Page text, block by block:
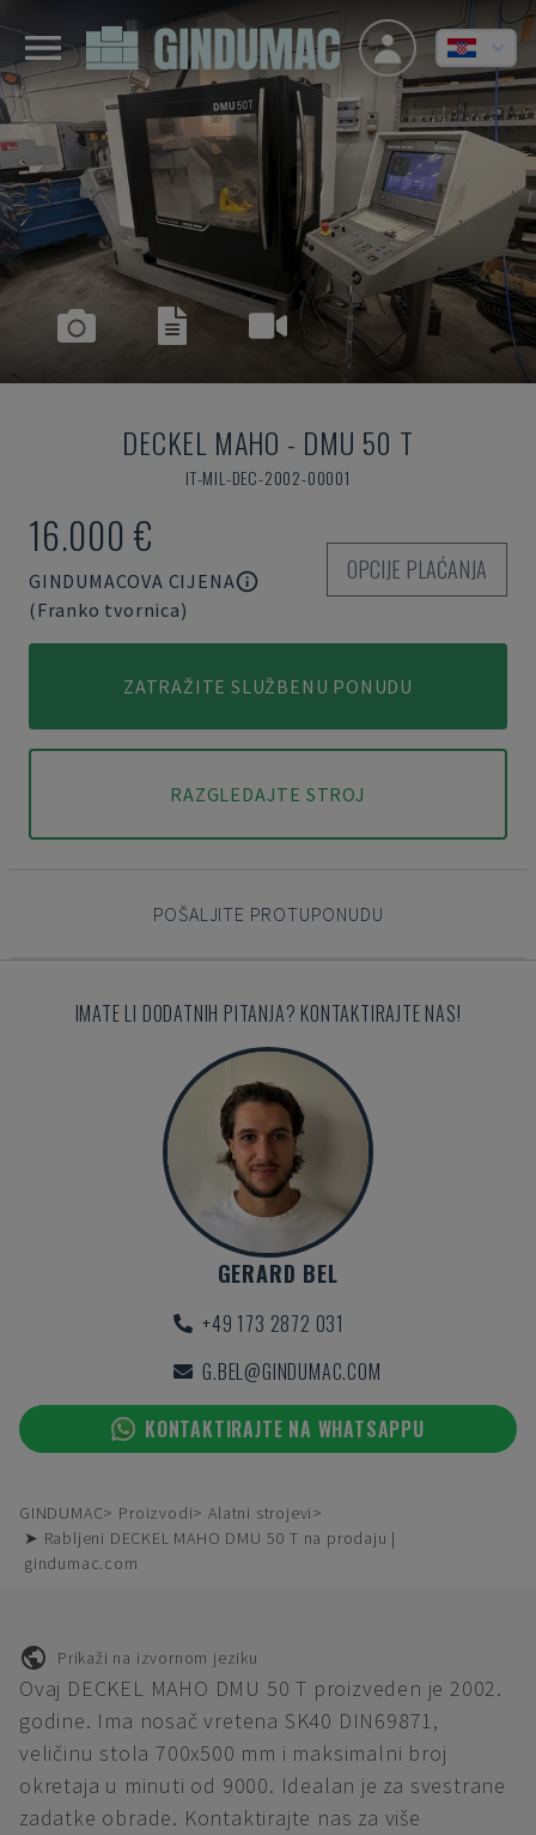
DECKEL MAHO - DMU 50 T
IT-MIL-DEC-2002-00001
16.000 €
GINDUMACOVA CIJENA
(Franko tvornica)
OPCIJE PLAĆANJA
ZATRAŽITE SLUŽBENU PONUDU
RAZGLEDAJTE STROJ
POŠALJITE PROTUPONUDU
IMATE LI DODATNIH PITANJA? KONTAKTIRAJTE NAS!
GERARD BEL
+49 173 2872 031
G.BEL@GINDUMAC.COM
KONTAKTIRAJTE NA WHATSAPPU
GINDUMAC Proizvodi
Alatni strojevi
➤ Rabljeni DECKEL MAHO DMU 50 T na prodaju |
gindumac.com
Prikaži na izvornom jeziku
Ovaj DECKEL MAHO DMU 50 T proizveden je 2002.
godine. Ima nosač vretena SK40 DIN69871,
veličinu stola 700x500 mm i maksimalni broj
okretaja u minuti od 9000. Idealan je za svestrane
zadatke obrade. Kontaktirajte nas za više